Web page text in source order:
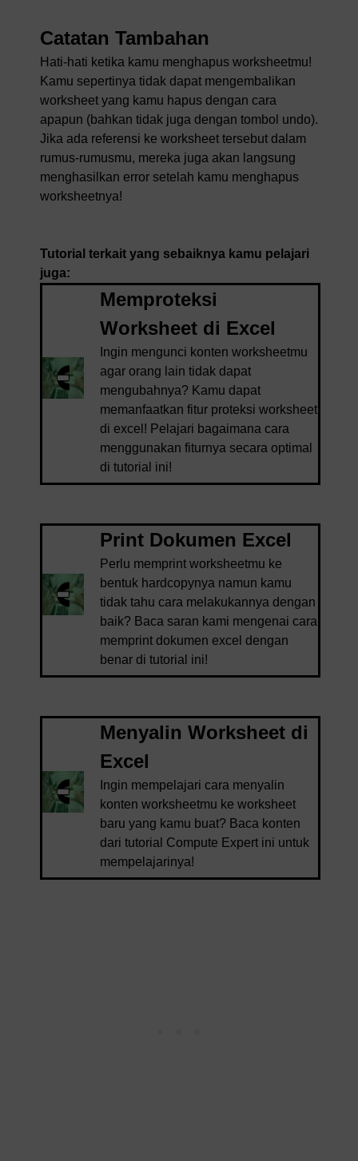
Catatan Tambahan
Hati-hati ketika kamu menghapus worksheetmu!
Kamu sepertinya tidak dapat mengembalikan
worksheet yang kamu hapus dengan cara
apapun (bahkan tidak juga dengan tombol undo).
Jika ada referensi ke worksheet tersebut dalam
rumus-rumusmu, mereka juga akan langsung
menghasilkan error setelah kamu menghapus
worksheetnya!
Tutorial terkait yang sebaiknya kamu pelajari
juga:
Memproteksi
Worksheet di Excel
Ingin mengunci konten worksheetmu
agar orang lain tidak dapat
mengubahnya? Kamu dapat
memanfaatkan fitur proteksi worksheet
di excel! Pelajari bagaimana cara
menggunakan fiturnya secara optimal
di tutorial ini!
Print Dokumen Excel
Perlu memprint worksheetmu ke
bentuk hardcopynya namun kamu
tidak tahu cara melakukannya dengan
baik? Baca saran kami mengenai cara
memprint dokumen excel dengan
benar di tutorial ini!
Menyalin Worksheet di
Excel
Ingin mempelajari cara menyalin
konten worksheetmu ke worksheet
baru yang kamu buat? Baca konten
dari tutorial Compute Expert ini untuk
mempelajarinya!